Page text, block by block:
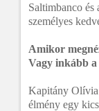
Saltimbanco és
személyes
Amikor
Vagy inkább
Kapitány
élmény egy